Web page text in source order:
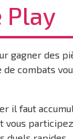
Play
gagner des
combats
il faut
vous